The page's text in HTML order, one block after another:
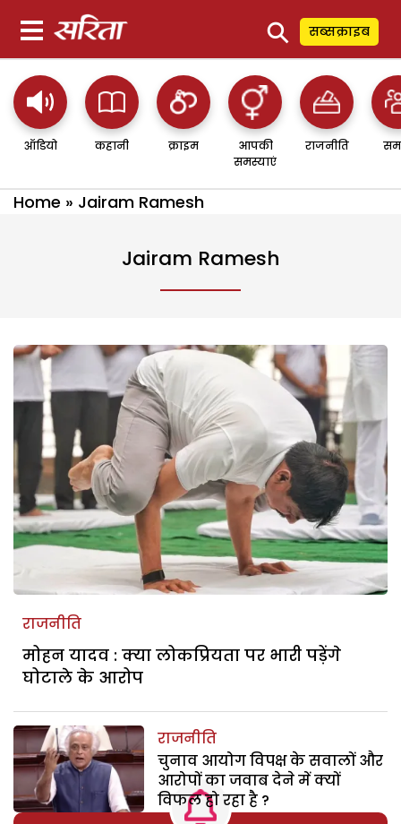
⚲ सब्सक्राइब
ऑडियो कहानी क्राइम
आपकी
समस्याएं
राजनीति
Home » Jairam Ramesh
Jairam Ramesh
राजनीति
मोहन यादव : क्या लोकप्रियता पर भारी पड़ेंगे
घोटाले के आरोप
राजनीति
चुनाव आयोग विपक्ष के सवालों और
आरोपों का जवाब देने में क्यों
विफल हो रहा है ?